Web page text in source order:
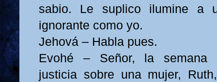
sabio. Le suplico ilumine a
ignorante como yo.
Jehová – Habla pues.
Evohé – Señor, la semana
justicia sobre una mujer,